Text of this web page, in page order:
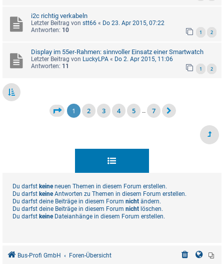
i2c richtig verkabeln
Letzter Beitrag von stt66 « Do 23. Apr 2015, 07:22
Antworten: 10 1 2
Display im 55er-Rahmen: sinnvoller Einsatz einer Smartwatch
Letzter Beitrag von LuckyLPA « Do 2. Apr 2015, 11:06
Antworten: 11 1 2
1 2 3 4 5 … 7
Du darfst keineneuen Themen in diesem Forum erstellen.
Du darfst keineAntworten zu Themen in diesem Forum erstellen.
Du darfst deine Beiträge in diesem Forum nicht ändern.
Du darfst deine Beiträge in diesem Forum nicht löschen.
Du darfst keineDateianhänge in diesem Forum erstellen.
Bus-Profi GmbH Foren-Übersicht